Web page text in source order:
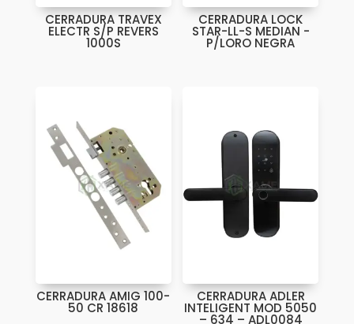
CERRADURA TRAVEX
ELECTR S/P REVERS
1000S
CERRADURA LOCK
STAR-LL-S MEDIAN -
P/LORO NEGRA
CERRADURA AMIG 100-
50 CR 18618
CERRADURA ADLER
INTELIGENT MOD 5050
– 634 – ADL0084